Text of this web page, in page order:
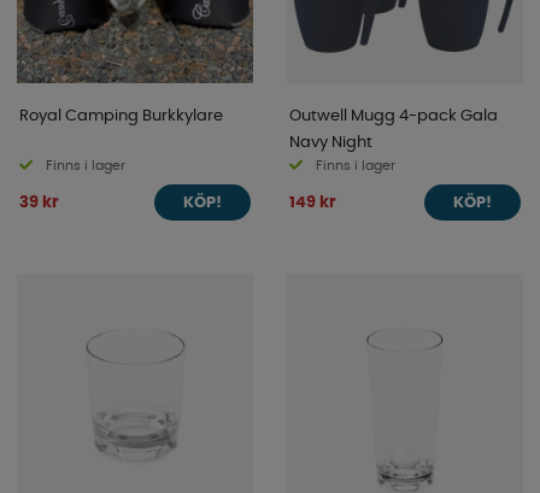
Royal Camping Burkkylare
Finns i lager
39 kr KÖP!
Outwell Mugg 4-pack Gala
Navy Night
Finns i lager
149 kr KÖP!